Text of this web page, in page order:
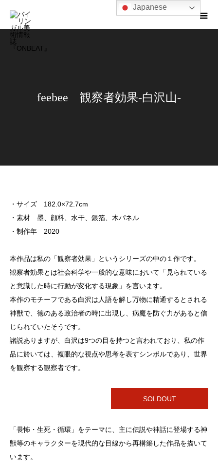
feebee 観察者効果-白沢山-
・サイズ 182.0×72.7cm
・素材 墨、顔料、水干、銀箔、木パネル
・制作年 2020
本作品は私の「観察者効果」というシリーズの中の１作です。
観察者効果とは社会科学や一般的な意味において「見られている
と意識した時に行動が変化する現象」を言います。
本作のモチーフである白沢は人語を解し万物に精通するとされる
神獣で、徳のある政治者の時に出現し、病魔を防ぐ力があると信
じられていたそうです。
諸説ありますが、白沢は9つの目を持つと言われており、私の作
品に於いては、複眼的な視点や思考を表すシンボルであり、世界
を観察する観察者です。
SOLDOUT
「畏怖・生死・循環」をテーマに、主に伝説や神話に登場する神
獣等のキャラクターを現代的な目線から再構築した作品を描いて
います。
Japanese